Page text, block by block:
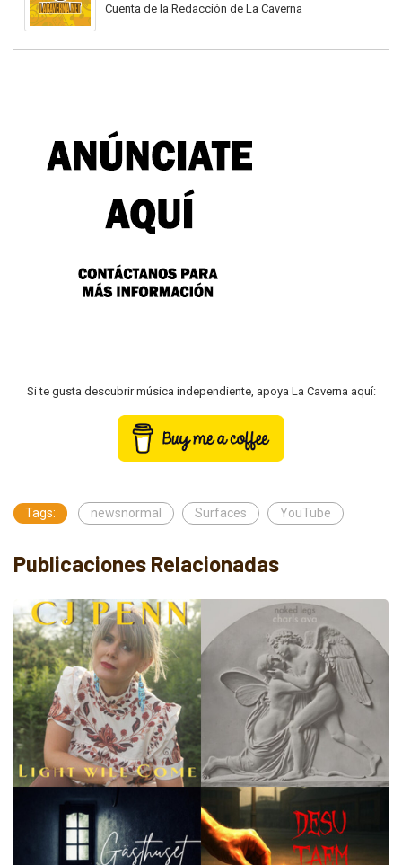
Cuenta de la Redacción de La Caverna
Si te gusta descubrir música independiente, apoya La Caverna aquí:
Tags: newsnormal Surfaces YouTube
Publicaciones Relacionadas